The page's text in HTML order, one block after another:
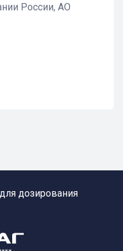
России, АО
дозирования